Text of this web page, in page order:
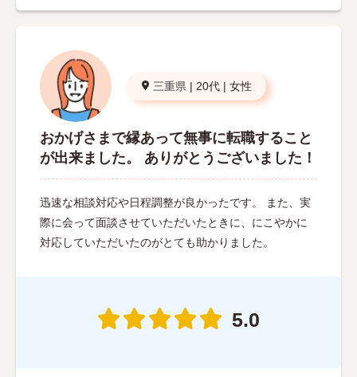
三重県 | 20代 | 女性
おかげさまで縁あって無事に転職すること
が出来ました。 ありがとうございました！
迅速な相談対応や日程調整が良かったです。 また、実
際に会って面談させていただいたときに、にこやかに
対応していただいたのがとても助かりました。
5.0